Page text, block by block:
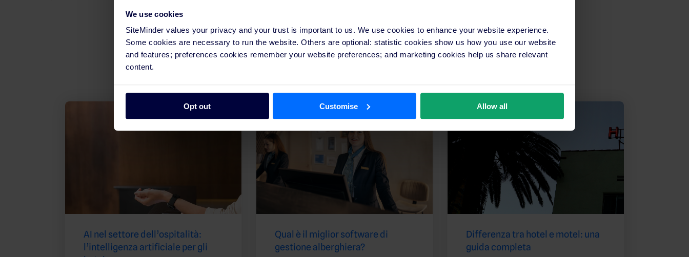
We use cookies
SiteMinder values your privacy and your trust is important to us. We use cookies to enhance your website experience.
Some cookies are necessary to run the website. Others are optional: statistic cookies show us how you use our website
and features; preferences cookies remember your website preferences; and marketing cookies help us share relevant
content.
Opt out Customise Allow all
AI nel settore dell’ospitalità:
l’intelligenza artificiale per gli
Qual è il miglior software di
gestione alberghiera?
Differenza tra hotel e motel: una
guida completa